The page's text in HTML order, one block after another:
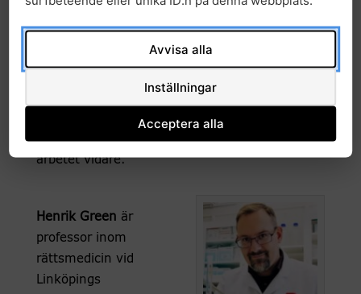
Ny co-chair till GMS
Under hösten 2025 började även en ny co-
chair för GMS Farmakogenomik, Henrik Green,
som tillsammans med Mia Wadelius, leder
arbetet vidare.
Henrik Green är
professor inom
rättsmedicin vid
Linköpings
Avvisa alla
Inställningar
Acceptera alla